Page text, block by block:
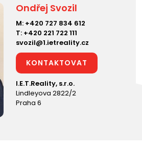
Ondřej Svozil
M: +420 727 834 612
T: +420 221 722 111
svozil@1.ietreality.cz
KONTAKTOVAT
I.E.T.Reality, s.r.o.
Lindleyova 2822/2
Praha 6